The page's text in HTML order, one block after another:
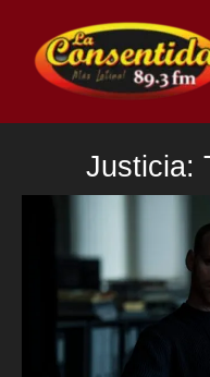
contenido
Justicia: